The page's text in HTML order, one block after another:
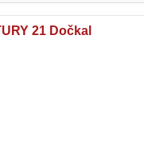
21 Dočkal